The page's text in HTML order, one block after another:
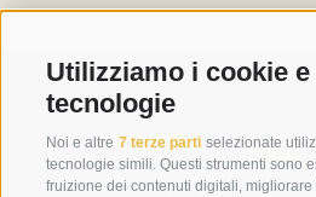
Utilizziamo i cookie
tecnologie
Noi e altre 7 terze parti selezionate
tecnologie simili. Questi strumenti sono
fruizione dei contenuti digitali,